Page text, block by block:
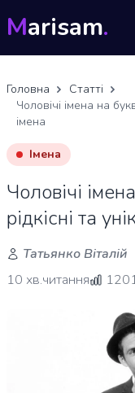
Marisam.
Головна
Статті
Чоловічі імена на
імена
Імена
Чоловічі
рідкісні та
Татьянко Віталій
10 хв.читання